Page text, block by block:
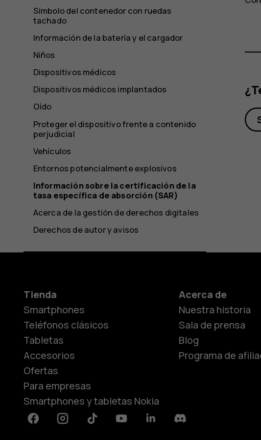
Símbolo del contenedor con ruedas
tachado
Información de la batería y el cargador
Niños
Dispositivos médicos
Dispositivos médicos implantados
Oído
Proteger el dispositivo frente a contenido
perjudicial
Vehículos
Entornos potencialmente explosivos
Información sobre la certificación de la
tasa específica de absorción (SAR)
Acerca de la gestión de derechos digitales
Derechos de autor y avisos
Tienda
Smartphones
Teléfonos clásicos
Tabletas
Accesorios
Ofertas
Para empresas
Smartphones y tabletas Nokia
Acerca de
Nuestra historia
Sala de prensa
Blog
Programa de
FacebookInstagramTiktok YoutubeLinkedinDiscord